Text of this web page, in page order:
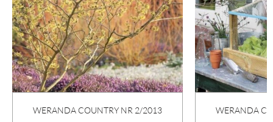
WERANDA COUNTRY NR 2/2013 WERANDA